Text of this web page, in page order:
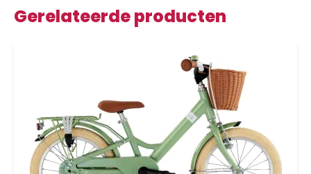
Gerelateerde producten